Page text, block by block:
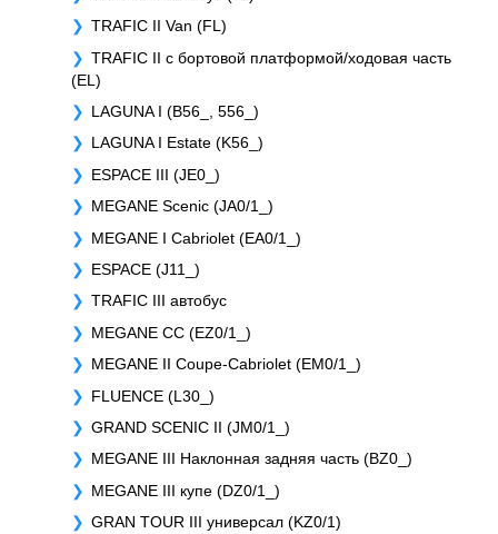
TRAFIC II Van (FL)
TRAFIC II c бортовой платформой/ходовая часть
(EL)
LAGUNA I (B56_, 556_)
LAGUNA I Estate (K56_)
ESPACE III (JE0_)
MEGANE Scenic (JA0/1_)
MEGANE I Cabriolet (EA0/1_)
ESPACE (J11_)
TRAFIC III автобус
MEGANE CC (EZ0/1_)
MEGANE II Coupe-Cabriolet (EM0/1_)
FLUENCE (L30_)
GRAND SCENIC II (JM0/1_)
MEGANE III Наклонная задняя часть (BZ0_)
MEGANE III купе (DZ0/1_)
GRAN TOUR III универсал (KZ0/1)